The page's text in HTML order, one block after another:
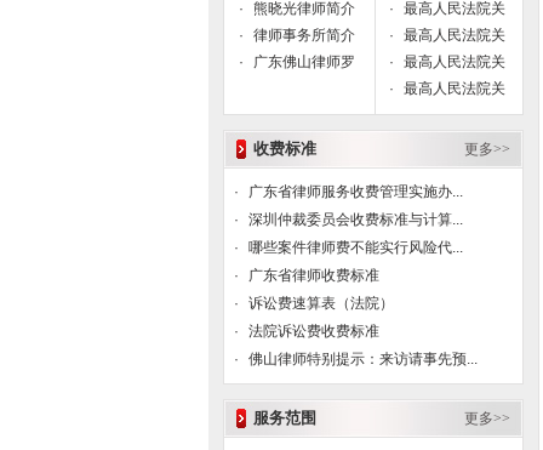
产、合同法律、刑事法律和侵权责任等五
个法律专题网站，主要实现两个主要目
的，一是律师和当事人交流的一个专业法
律网站平台；二是在一定程度上实现这五
个专业领域的普法目的，帮助当事人提高
预防法律风险和解决法律问题的能力。
因为本网站律师精力的限制以及法律分工
越来越专业的原因，本网站没有包括所有
的法律领域，比如行政诉讼、国家赔偿、
海事海商等等。不过当您遇到上述法律问
题时仍然可以和本站律师联系，本站律师
会为您推荐本所精通该领域且富有责任心
本站律师主要受理广东佛山、东莞、深
圳、广州、肇庆、中山等广东省范围内以
师助理
·
熊晓光律师简介
·
律师事务所简介
·
广东佛山律师罗
于人民法院网络
司法拍卖若干问
题的规定
·
最高人民法院关
于人身安全保护
令案件相关程序
问题的批复
·
最高人民法院关
于首先查封法院
与优先债权执行
法院处分查封财
产有关问题的批
·
最高人民法院关
于人民法院办理
财产保全案件若
干问题的规定
·
最高人民法院关
于人民法院登记
立案若干问题的
规定
收费标准 更多>>
·
广东省律师服务收费管理实施办...
·
深圳仲裁委员会收费标准与计算...
·
哪些案件律师费不能实行风险代...
·
广东省律师收费标准
·
诉讼费速算表（法院）
·
法院诉讼费收费标准
·
佛山律师特别提示：来访请事先预...
服务范围 更多>>